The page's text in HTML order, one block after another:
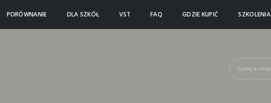
PORÓWNANIE DLA SZKÓŁ VST FAQ GDZIE KUPIĆ SZKOLENIA